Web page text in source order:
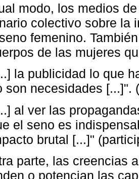
modo, los medios
colectivo sobre la
femenino.
de las mujeres
la publicidad lo que
son necesidades [...]".
al ver las
el seno es
brutal [...]"
parte, las creencias
o potencian las